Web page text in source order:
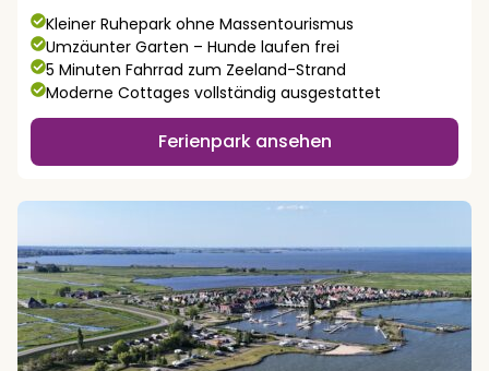
Kleiner Ruhepark ohne Massentourismus
Umzäunter Garten – Hunde laufen frei
5 Minuten Fahrrad zum Zeeland-Strand
Moderne Cottages vollständig ausgestattet
Ferienpark ansehen